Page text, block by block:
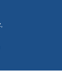
,